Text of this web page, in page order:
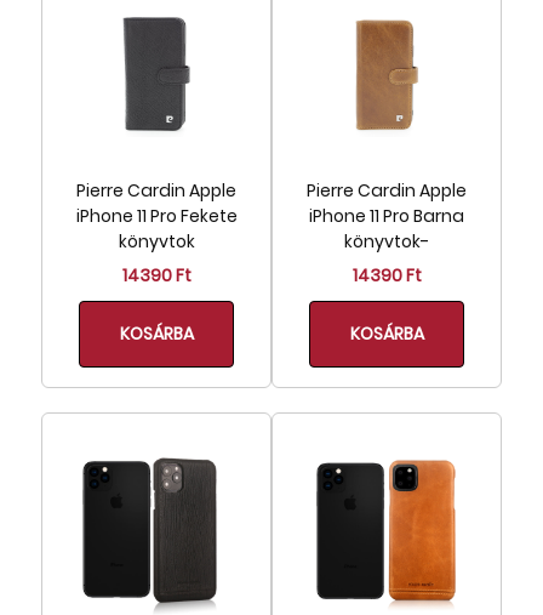
Pierre Cardin Apple
iPhone 11 Pro Fekete
könyvtok
14390 Ft
KOSÁRBA
Pierre Cardin Apple
iPhone 11 Pro Barna
könyvtok-
14390 Ft
KOSÁRBA